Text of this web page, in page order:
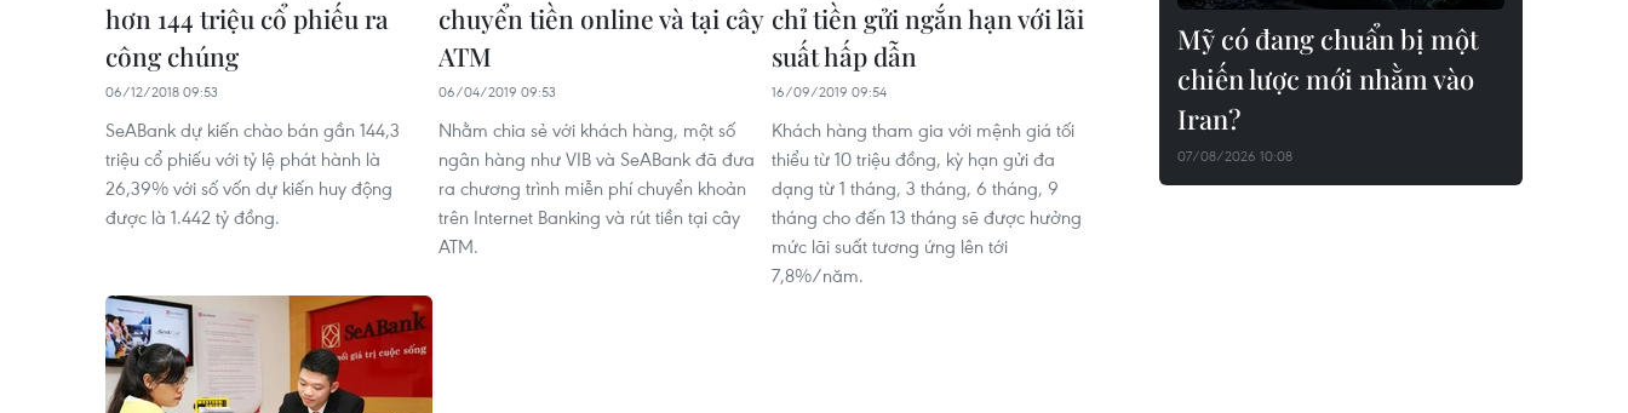
hơn 144 triệu cổ phiếu ra
công chúng
06/12/2018 09:53
SeABank dự kiến chào bán gần 144,3
triệu cổ phiếu với tỷ lệ phát hành là
26,39% với số vốn dự kiến huy động
được là 1.442 tỷ đồng.
chuyển tiền online và tại cây
ATM
06/04/2019 09:53
Nhằm chia sẻ với khách hàng, một số
ngân hàng như VIB và SeABank đã đưa
ra chương trình miễn phí chuyển khoản
trên Internet Banking và rút tiền tại cây
ATM.
chỉ tiền gửi ngắn hạn với lãi
suất hấp dẫn
16/09/2019 09:54
Khách hàng tham gia với mệnh giá tối
thiểu từ 10 triệu đồng, kỳ hạn gửi đa
dạng từ 1 tháng, 3 tháng, 6 tháng, 9
tháng cho đến 13 tháng sẽ được hưởng
mức lãi suất tương ứng lên tới
7,8%/năm.
Mỹ có đang chuẩn bị một
chiến lược mới nhằm vào
Iran?
07/08/2026 10:08